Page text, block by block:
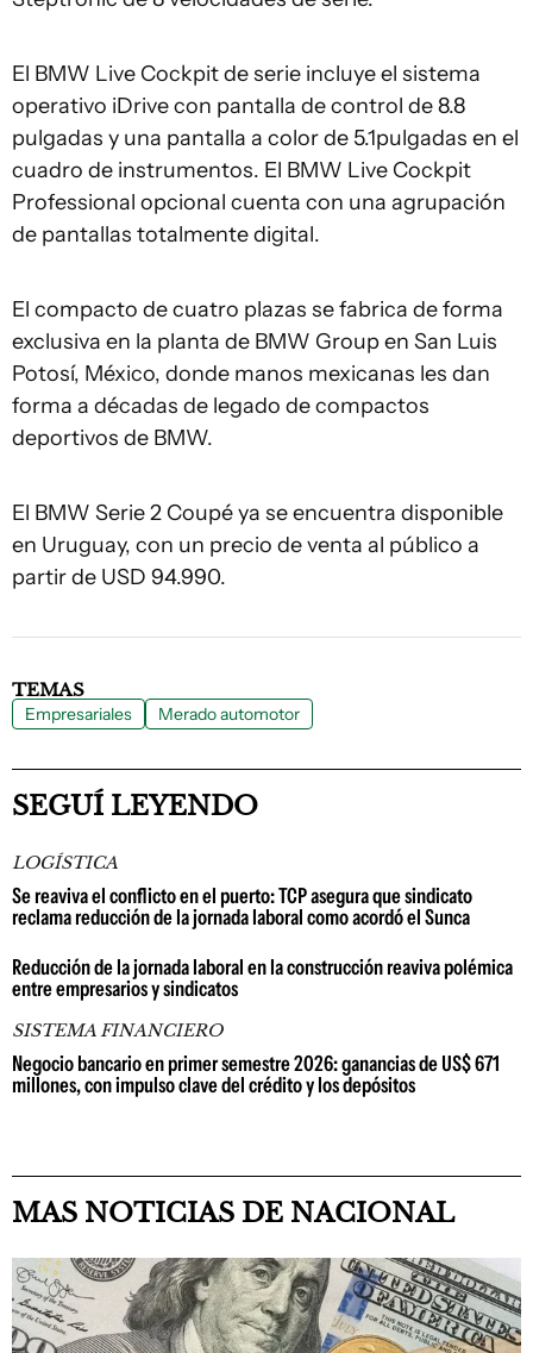
El BMW Live Cockpit de serie incluye el sistema
operativo iDrive con pantalla de control de 8.8
pulgadas y una pantalla a color de 5.1pulgadas en el
cuadro de instrumentos. El BMW Live Cockpit
Professional opcional cuenta con una agrupación
de pantallas totalmente digital.
El compacto de cuatro plazas se fabrica de forma
exclusiva en la planta de BMW Group en San Luis
Potosí, México, donde manos mexicanas les dan
forma a décadas de legado de compactos
deportivos de BMW.
El BMW Serie 2 Coupé ya se encuentra disponible
en Uruguay, con un precio de venta al público a
partir de USD 94.990.
TEMAS
Empresariales Merado automotor
SEGUÍ LEYENDO
LOGÍSTICA
Se reaviva el conflicto en el puerto: TCP asegura que sindicato
reclama reducción de la jornada laboral como acordó el Sunca
Reducción de la jornada laboral en la construcción reaviva polémica
entre empresarios y sindicatos
SISTEMA FINANCIERO
Negocio bancario en primer semestre 2026: ganancias de US$ 671
millones, con impulso clave del crédito y los depósitos
MAS NOTICIAS DE NACIONAL